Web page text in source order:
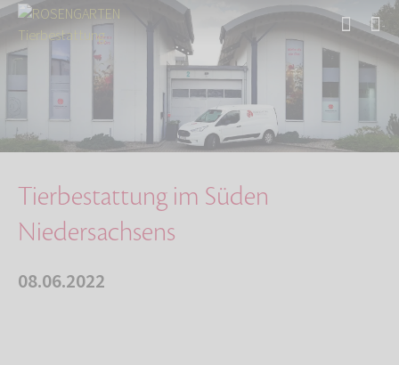
Über uns
Aktuelles
Tierbestattung im Süden Niedersachsens
Tierbestattung im Süden
Niedersachsens
08.06.2022